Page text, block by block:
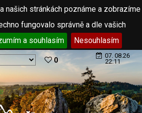
našich stránkách poznáme a zobrazíme
fungovalo správně a dle vašich
a souhlasím Nesouhlasím
0
07. 08.26
22:11